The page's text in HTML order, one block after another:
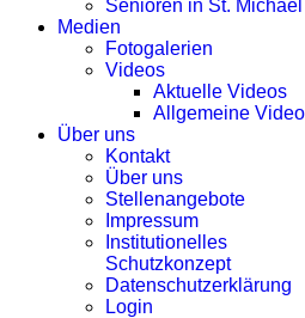
Senioren in St. Michael
Medien
Fotogalerien
Videos
Aktuelle Videos
Allgemeine
Über uns
Kontakt
Über uns
Stellenangebote
Impressum
Institutionelles
Schutzkonzept
Datenschutzerklärung
Login